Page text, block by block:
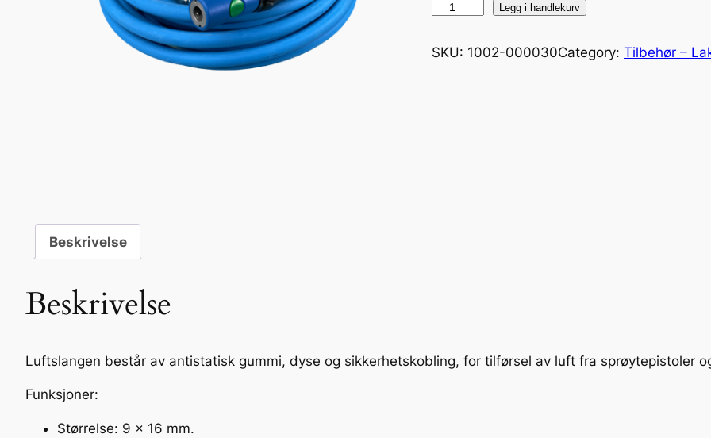
S
2
n
Legg i handlekurv
SKU: 1002-000030Category: Tilbehør –
Beskrivelse
Beskrivelse
Luftslangen består av antistatisk gummi, dyse og sikkerhetskobling, for tilførsel av luft fra sprøytepistoler
Funksjoner:
Størrelse: 9 x 16 mm.